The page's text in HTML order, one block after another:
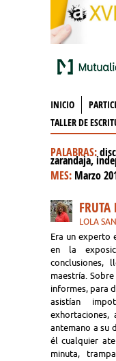
INICIO
TALLER DE
PALABRAS:
zarandaja,
MES: Marzo
LOLA
Era un experto
en la
conclusiones,
maestría.
informes, para
asistían
antemano a su
él cualquier
minuta,